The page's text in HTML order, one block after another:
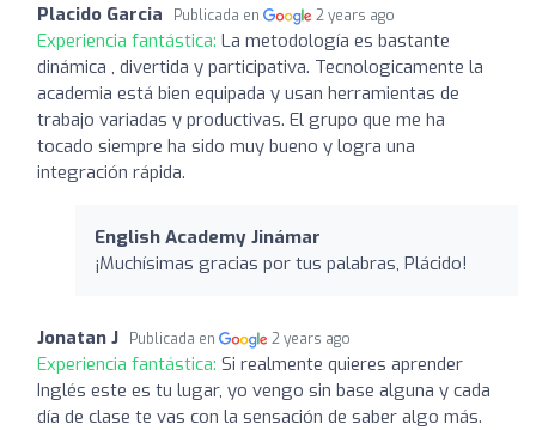
Placido Garcia Publicada en 2 years ago
Experiencia fantástica: La metodología es bastante
dinámica , divertida y participativa. Tecnologicamente la
academia está bien equipada y usan herramientas de
trabajo variadas y productivas. El grupo que me ha
tocado siempre ha sido muy bueno y logra una
integración rápida.
English Academy Jinámar
¡Muchísimas gracias por tus palabras, Plácido!
Jonatan J Publicada en 2 years ago
Experiencia fantástica: Si realmente quieres aprender
Inglés este es tu lugar, yo vengo sin base alguna y cada
día de clase te vas con la sensación de saber algo más.